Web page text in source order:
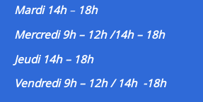
Mardi 14h– 18h
Mercredi 9h – 12h /14h – 18h
Jeudi 14h – 18h
Vendredi 9h – 12h / 14h -18h